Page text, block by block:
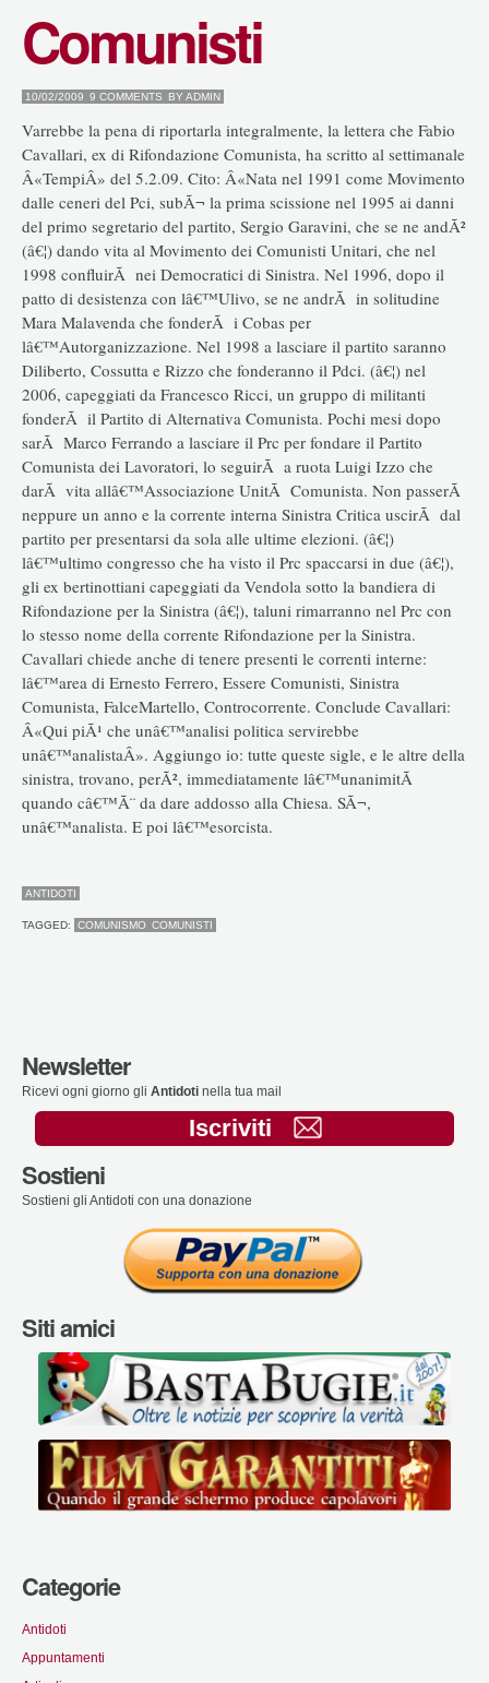
Comunisti
10/02/2009 9 COMMENTS BY ADMIN
Varrebbe la pena di riportarla integralmente, la lettera che Fabio
Cavallari, ex di Rifondazione Comunista, ha scritto al settimanale
Â«TempiÂ» del 5.2.09. Cito: Â«Nata nel 1991 come Movimento
dalle ceneri del Pci, subÃ¬ la prima scissione nel 1995 ai danni
del primo segretario del partito, Sergio Garavini, che se ne andÃ²
(â€¦) dando vita al Movimento dei Comunisti Unitari, che nel
1998 confluirÃ nei Democratici di Sinistra. Nel 1996, dopo il
patto di desistenza con lâ€™Ulivo, se ne andrÃ in solitudine
Mara Malavenda che fonderÃ i Cobas per
lâ€™Autorganizzazione. Nel 1998 a lasciare il partito saranno
Diliberto, Cossutta e Rizzo che fonderanno il Pdci. (â€¦) nel
2006, capeggiati da Francesco Ricci, un gruppo di militanti
fonderÃ il Partito di Alternativa Comunista. Pochi mesi dopo
sarÃ Marco Ferrando a lasciare il Prc per fondare il Partito
Comunista dei Lavoratori, lo seguirÃ a ruota Luigi Izzo che
darÃ vita allâ€™Associazione UnitÃ Comunista. Non passerÃ
neppure un anno e la corrente interna Sinistra Critica uscirÃ dal
partito per presentarsi da sola alle ultime elezioni. (â€¦)
lâ€™ultimo congresso che ha visto il Prc spaccarsi in due (â€¦),
gli ex bertinottiani capeggiati da Vendola sotto la bandiera di
Rifondazione per la Sinistra (â€¦), taluni rimarranno nel Prc con
lo stesso nome della corrente Rifondazione per la Sinistra.
Cavallari chiede anche di tenere presenti le correnti interne:
lâ€™area di Ernesto Ferrero, Essere Comunisti, Sinistra
Comunista, FalceMartello, Controcorrente. Conclude Cavallari:
Â«Qui piÃ¹ che unâ€™analisi politica servirebbe
unâ€™analistaÂ». Aggiungo io: tutte queste sigle, e le altre della
sinistra, trovano, perÃ², immediatamente lâ€™unanimitÃ
quando câ€™Ã¨ da dare addosso alla Chiesa. SÃ¬,
unâ€™analista. E poi lâ€™esorcista.
ANTIDOTI
TAGGED: COMUNISMO COMUNISTI
Newsletter
Ricevi ogni giorno gli Antidoti nella tua mail
Iscriviti
Sostieni
Sostieni gli Antidoti con una donazione
Siti amici
Categorie
Antidoti
Appuntamenti